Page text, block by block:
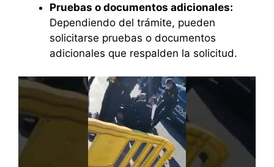
Pruebas o documentos adicionales:
Dependiendo del trámite, pueden
solicitarse pruebas o documentos
adicionales que respalden la solicitud.